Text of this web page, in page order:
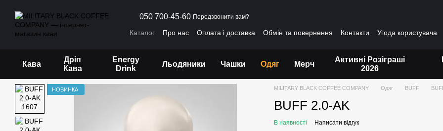
050 700-45-60 Передзвонити вам?
Каталог Про нас Оплата і доставка Обмін та повернення Контакти
Угода користувача
Кава
Дріп
Кава
Energy
Drink
Льодяники Чашки Одяг Мерч
Активні Розіграші
2026
НОВИНКА MILITARY BLACK COFFEE COMPANY Одяг BUFF
BUFF 2.0-AK
В наявності Написати відгук